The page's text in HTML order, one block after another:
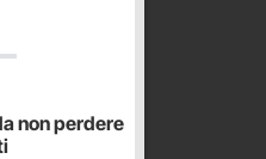
non perdere